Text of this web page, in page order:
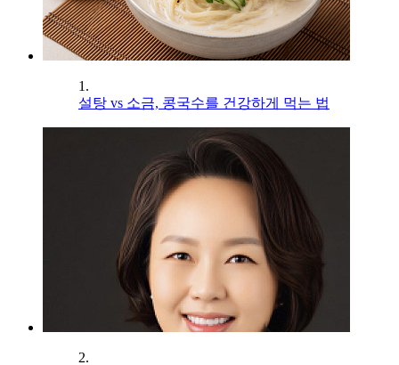
1.
설탕 vs 소금, 콩국수를 건강하게 먹는 법
2.